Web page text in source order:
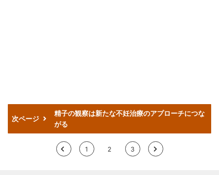
次ページ
精子の観察は新たな不妊治療のアプローチにつな
がる
< 1 2 3 >